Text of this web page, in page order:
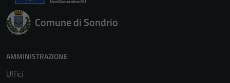
Comune di Sondrio
AMMINISTRAZIONE
Uffici